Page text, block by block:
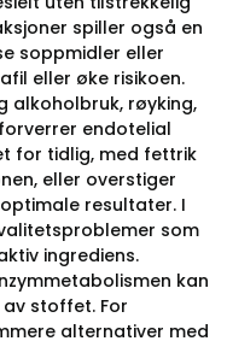
spiller også en
soppmidler eller
eller øke risikoen.
alkoholbruk, røyking,
endotelial
for tidlig, med fettrik
eller overstiger
resultater. I
som
ingrediens.
kan
stoffet. For
alternativer med